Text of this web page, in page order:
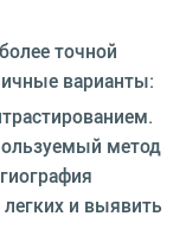
точной
варианты:
метод
и выявить